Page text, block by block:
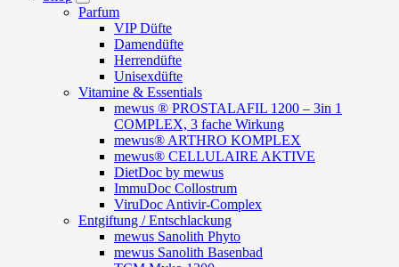
Parfum
VIP Düfte
Damendüfte
Herrendüfte
Unisexdüfte
Vitamine & Essentials
mewus ® PROSTALAFIL 1200 – 3in 1
COMPLEX, 3 fache Wirkung
mewus® ARTHRO KOMPLEX
mewus® CELLULAIRE AKTIVE
DietDoc by mewus
ImmuDoc Collostrum
ViruDoc Antivir-Complex
Entgiftung / Entschlackung
mewus Sanolith Phyto
mewus Sanolith Basenbad